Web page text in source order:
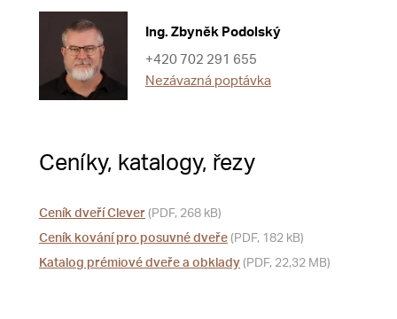
Ing. Zbyněk Podolský
+420 702 291 655
Nezávazná poptávka
Ceníky, katalogy, řezy
Ceník dveří Clever (PDF, 268 kB)
Ceník kování pro posuvné dveře (PDF, 182 kB)
Katalog prémiové dveře a obklady (PDF, 22,32 MB)